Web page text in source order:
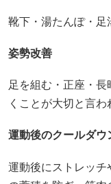
靴下・湯たんぽ・足
姿勢改善
足を組む・正座・
くことが大切と言わ
運動後のクールダウ
運動後にストレッチ